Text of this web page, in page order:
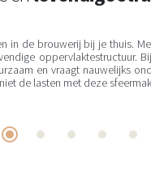
in de brouwerij bij je thuis.
oppervlaktestructuur.
en vraagt nauwelijks
de lasten met deze